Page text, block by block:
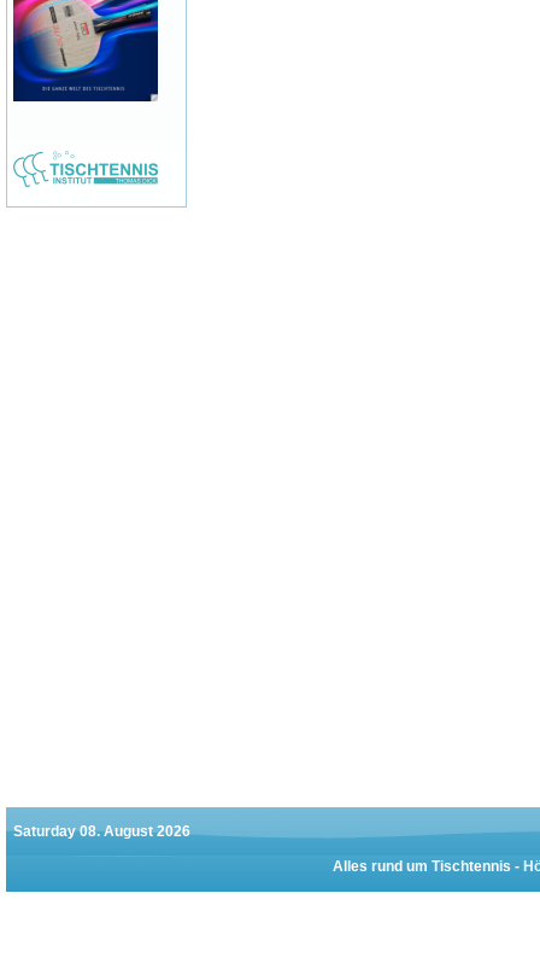
Saturday 08. August 2026
Alles rund um Tischtennis -